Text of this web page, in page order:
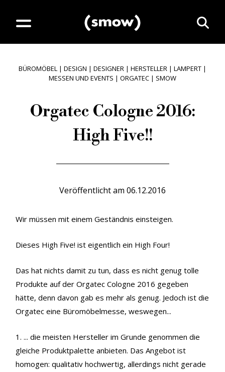
BÜROMÖBEL | DESIGN | DESIGNER | HERSTELLER | LAMPERT |
MESSEN UND EVENTS | ORGATEC | SMOW
Orgatec Cologne 2016:
High Five!!
Veröffentlicht am 06.12.2016
Wir müssen mit einem Geständnis einsteigen.
Dieses High Five! ist eigentlich ein High Four!
Das hat nichts damit zu tun, dass es nicht genug tolle
Produkte auf der Orgatec Cologne 2016 gegeben
hätte, denn davon gab es mehr als genug. Jedoch ist die
Orgatec eine Büromöbelmesse, weswegen...
1. ... die meisten Hersteller im Grunde genommen die
gleiche Produktpalette anbieten. Das Angebot ist
homogen: qualitativ hochwertig, allerdings nicht gerade